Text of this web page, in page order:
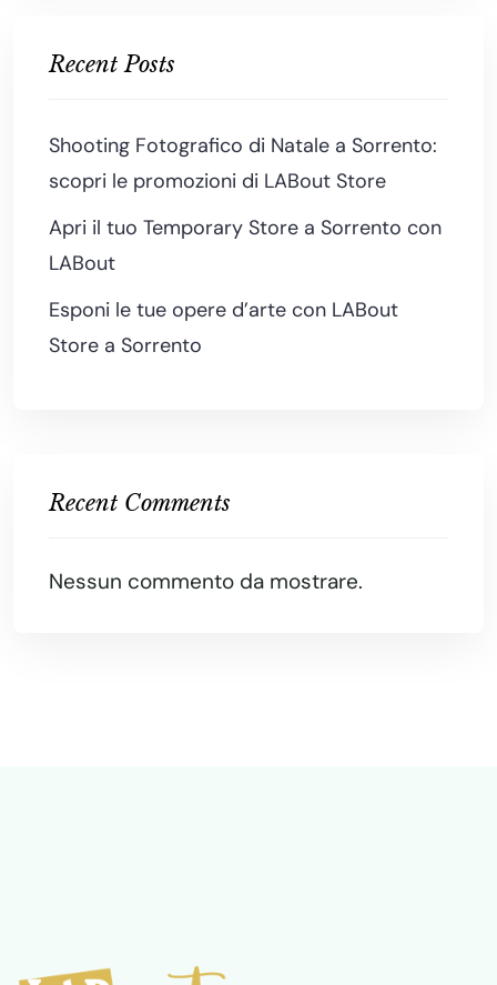
Recent Posts
Shooting Fotografico di Natale a Sorrento:
scopri le promozioni di LABout Store
Apri il tuo Temporary Store a Sorrento con
LABout
Esponi le tue opere d’arte con LABout
Store a Sorrento
Recent Comments
Nessun commento da mostrare.